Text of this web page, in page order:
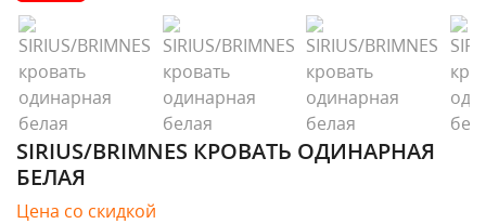
SIRIUS/BRIMNES КРОВАТЬ ОДИНАРНАЯ
БЕЛАЯ
Цена со скидкой